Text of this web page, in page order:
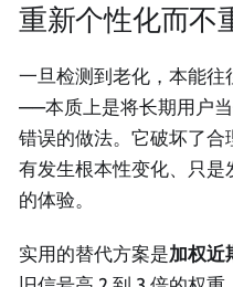
重新个性化而不
一旦检测到老化，本能
——本质上是将长期用户
错误的做法。它破坏了
有发生根本性变化、只
的体验。
实用的替代方案是加权近